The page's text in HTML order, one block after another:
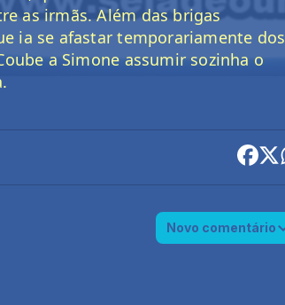
as irmãs. Além das brigas
ia se afastar temporariamente dos
a Simone assumir sozinha o
Novo comentário